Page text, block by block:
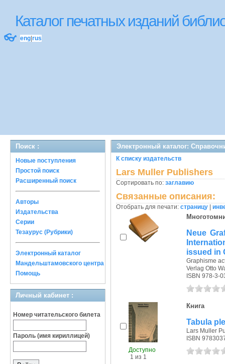
Каталог печатных изданий
👓 eng rus
Поиск :
Новые поступления
Простой поиск
Расширенный поиск
Авторы
Издательства
Серии
Тезаурус (Рубрики)
Электронный каталог
Мандельштамовского центра
Помощь
Личный кабинет :
Номер читательского билета
Пароль (имя кириллицей)
Электронный каталог:
К списку издательств
Lars Muller Publishers
Сортировать по: заглавию
Связанные описания:
Отобрать для печати: страницу
Neue
issued in
Graphisme
Verlag Otto
ISBN 978-3-
Доступно
1 из 1
Книга
Tabula
Lars Muller
ISBN